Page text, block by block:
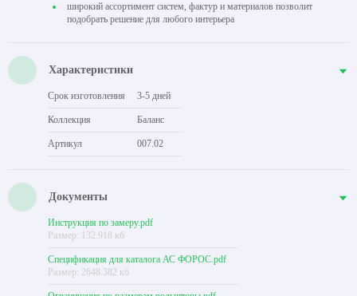
широкий ассортимент систем, фактур и материалов позволит
подобрать решение для любого интерьера
Характеристики
Срок изготовления 3-5 дней
Коллекция Баланс
Артикул 007.02
Документы
Инструкция по замеру.pdf
Размер: 132.918 кб
Спецификация для каталога АС ФОРОС.pdf
Размер: 2648.382 кб